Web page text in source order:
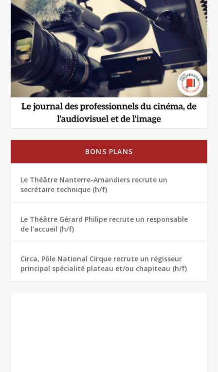
BONS PLANS
Le Théâtre Nanterre-Amandiers recrute un
secrétaire technique (h/f)
Le Théâtre Gérard Philipe recrute un responsable
de l’accueil (h/f)
Circa, Pôle National Cirque recrute un régisseur
principal spécialité plateau et/ou chapiteau (h/f)